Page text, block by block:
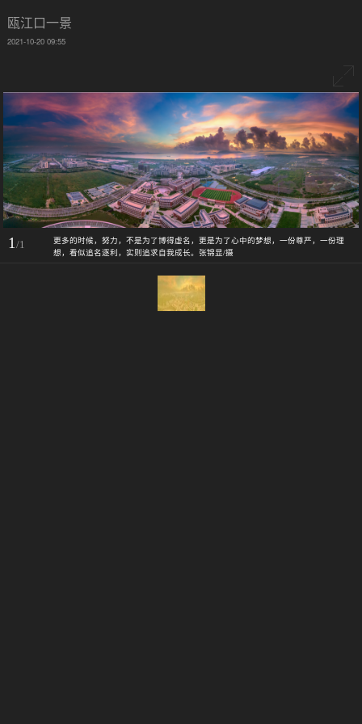
瓯江口一景
2021-10-20 09:55
1/1
更多的时候，努力，不是为了博得虚名，更是为了心中的梦想，一份尊严，一份理
想，看似追名逐利，实则追求自我成长。张锦显/摄